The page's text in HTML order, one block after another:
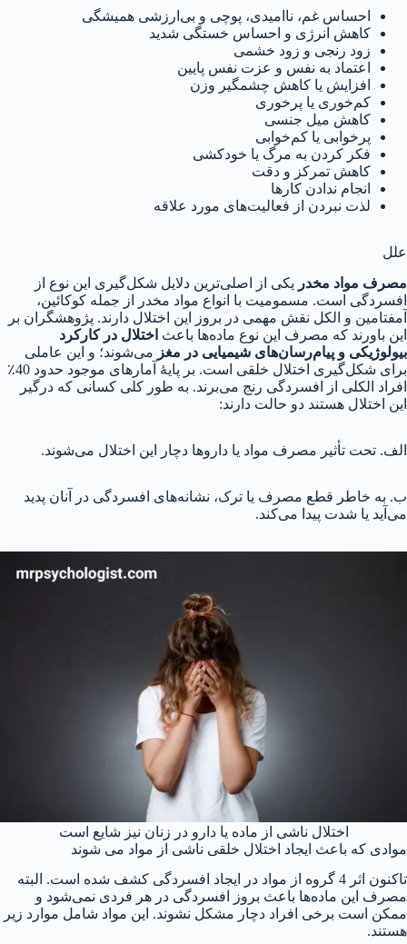
احساس غم، ناامیدی، پوچی و بی‌ارزشی همیشگی
کاهش انرژی و احساس خستگی شدید
زود رنجی و زود خشمی
اعتماد به نفس و عزت نفس پایین
افزایش یا کاهش چشمگیر وزن
کم‌خوری یا پرخوری
کاهش میل جنسی
پرخوابی یا کم‌خوابی
فکر کردن به مرگ یا خودکشی
کاهش تمرکز و دقت
انجام ندادن کارها
لذت نبردن از فعالیت‌های مورد علاقه
علل
مصرف مواد مخدر یکی از اصلی‌ترین دلایل شکل‌گیری این نوع از
افسردگی است. مسمومیت با انواع مواد مخدر از جمله کوکائین،
آمفتامین و الکل نقش مهمی در بروز این اختلال دارند. پژوهشگران بر
این باورند که مصرف این نوع ماده‌ها باعث اختلال در کارکرد
بیولوژیکی و پیام‌رسان‌های شیمیایی در مغز می‌شوند؛ و این عاملی
برای شکل‌گیری اختلال خلقی است. بر پایهٔ آمارهای موجود حدود 40٪
افراد الکلی از افسردگی رنج می‌برند. به طور کلی کسانی که درگیر
این اختلال هستند دو حالت دارند:
الف. تحت تأثیر مصرف مواد یا داروها دچار این اختلال می‌شوند.
ب. به خاطر قطع مصرف یا ترک، نشانه‌های افسردگی در آنان پدید
می‌آید یا شدت پیدا می‌کند.
اختلال ناشی از ماده یا دارو در زنان نیز شایع است
موادی که باعث ایجاد اختلال خلقی ناشی از مواد می شوند
تاکنون اثر 4 گروه از مواد در ایجاد افسردگی کشف شده است. البته
مصرف این ماده‌ها باعث بروز افسردگی در هر فردی نمی‌شود و
ممکن است برخی افراد دچار مشکل نشوند. این مواد شامل موارد زیر
هستند.